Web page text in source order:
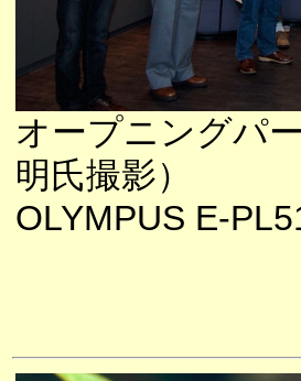
オープニングパ
明氏撮影）
OLYMPUS E-